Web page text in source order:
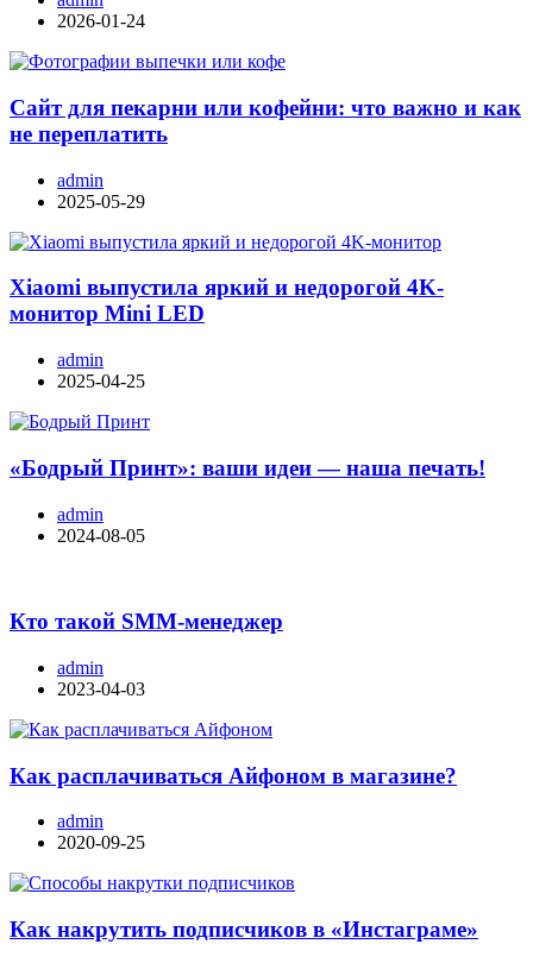
2026-01-24
Сайт для пекарни или кофейни: что важно и как
не переплатить
admin
2025-05-29
Xiaomi выпустила яркий и недорогой 4K-
монитор Mini LED
admin
2025-04-25
«Бодрый Принт»: ваши идеи — наша печать!
admin
2024-08-05
Кто такой SMM-менеджер
admin
2023-04-03
Как расплачиваться Айфоном в магазине?
admin
2020-09-25
Как накрутить подписчиков в «Инстаграме»